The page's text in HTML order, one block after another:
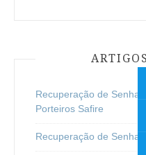
Recuperação de Senha/
Porteiros Safire
Recuperação de Senha